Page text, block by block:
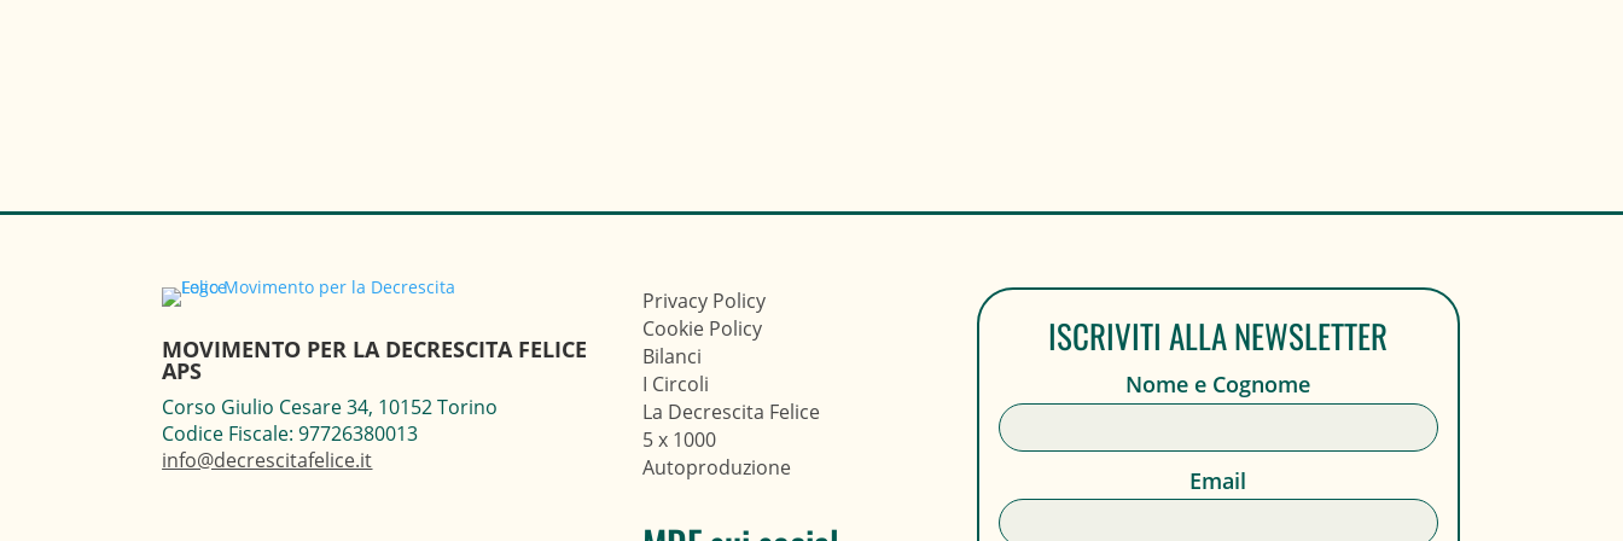
MOVIMENTO PER LA DECRESCITA FELICE
APS
Corso Giulio Cesare 34, 10152 Torino
Codice Fiscale: 97726380013
info@decrescitafelice.it
Privacy Policy
Cookie Policy
Bilanci
I Circoli
La Decrescita Felice
5 x 1000
Autoproduzione
ISCRIVITI ALLA NEWSLETTER
Nome e Cognome
Email